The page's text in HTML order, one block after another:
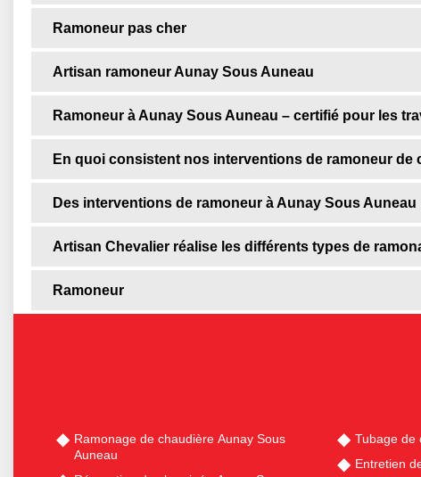
Ramoneur pas cher
Artisan ramoneur Aunay Sous Auneau
Ramoneur à Aunay Sous Auneau – certifié pour les
En quoi consistent nos interventions de ramoneur de
Des interventions de ramoneur à Aunay Sous Auneau
Artisan Chevalier réalise les différents types de
Ramoneur
Ramonage de chaudière Aunay Sous
Auneau
Tubage de
Entretien